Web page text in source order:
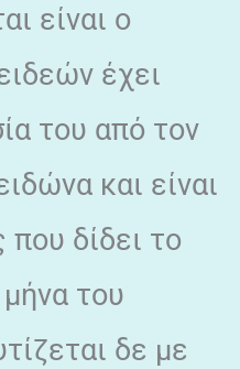
είναι ο
έχει
του από τον
και είναι
δίδει το
του
δε με